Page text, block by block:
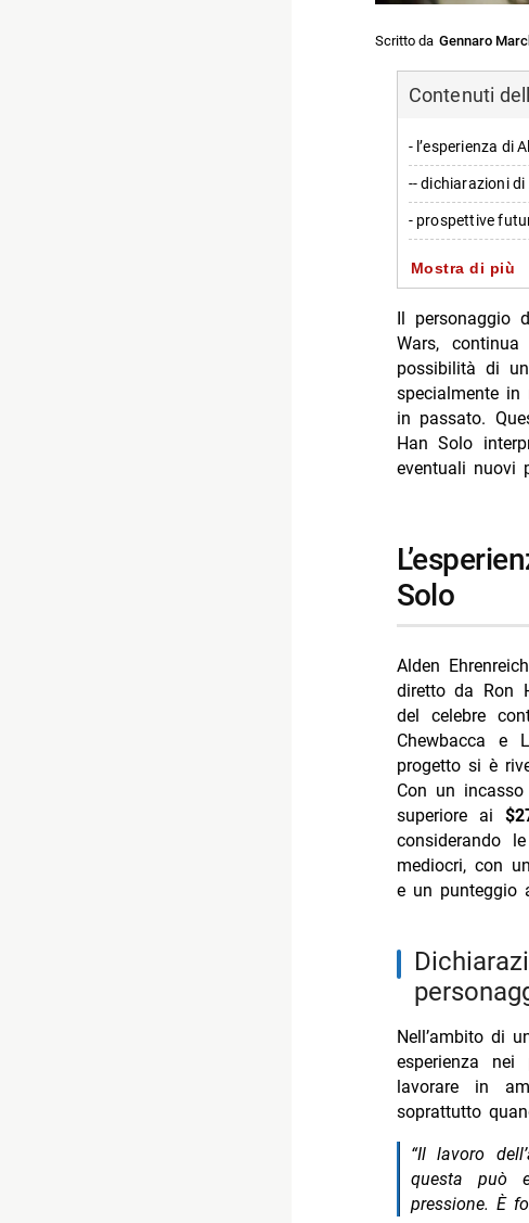
Scritto da Gennaro
Contenuti
- l’esperienza di
-- dichiarazioni
- prospettive
-
- valutazioni
-- Scopri di più
--
- Chad Powers
- The Simpsons
- Greta favole
- Migliori serie
Mostra di più
Il personaggio
Wars,
possibilità di
specialmente in
in passato.
Han Solo
eventuali nuovi
l’esperienza di Alden Ehrenreich come young Han
Solo
Alden
diretto da Ron
del celebre
Chewbacca e
progetto si è
Con un
superiore ai
considerando
mediocri, con
e un punteggio
dichiarazioni di Alden Ehrenreich sul futuro del
Nell’ambito di
esperienza
lavorare in
soprattutto
“Il lavoro
questa può
pressione. È